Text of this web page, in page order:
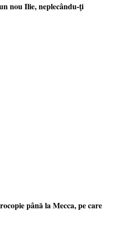
nou Ilie, neplecându-ţi
până la Mecca, pe care